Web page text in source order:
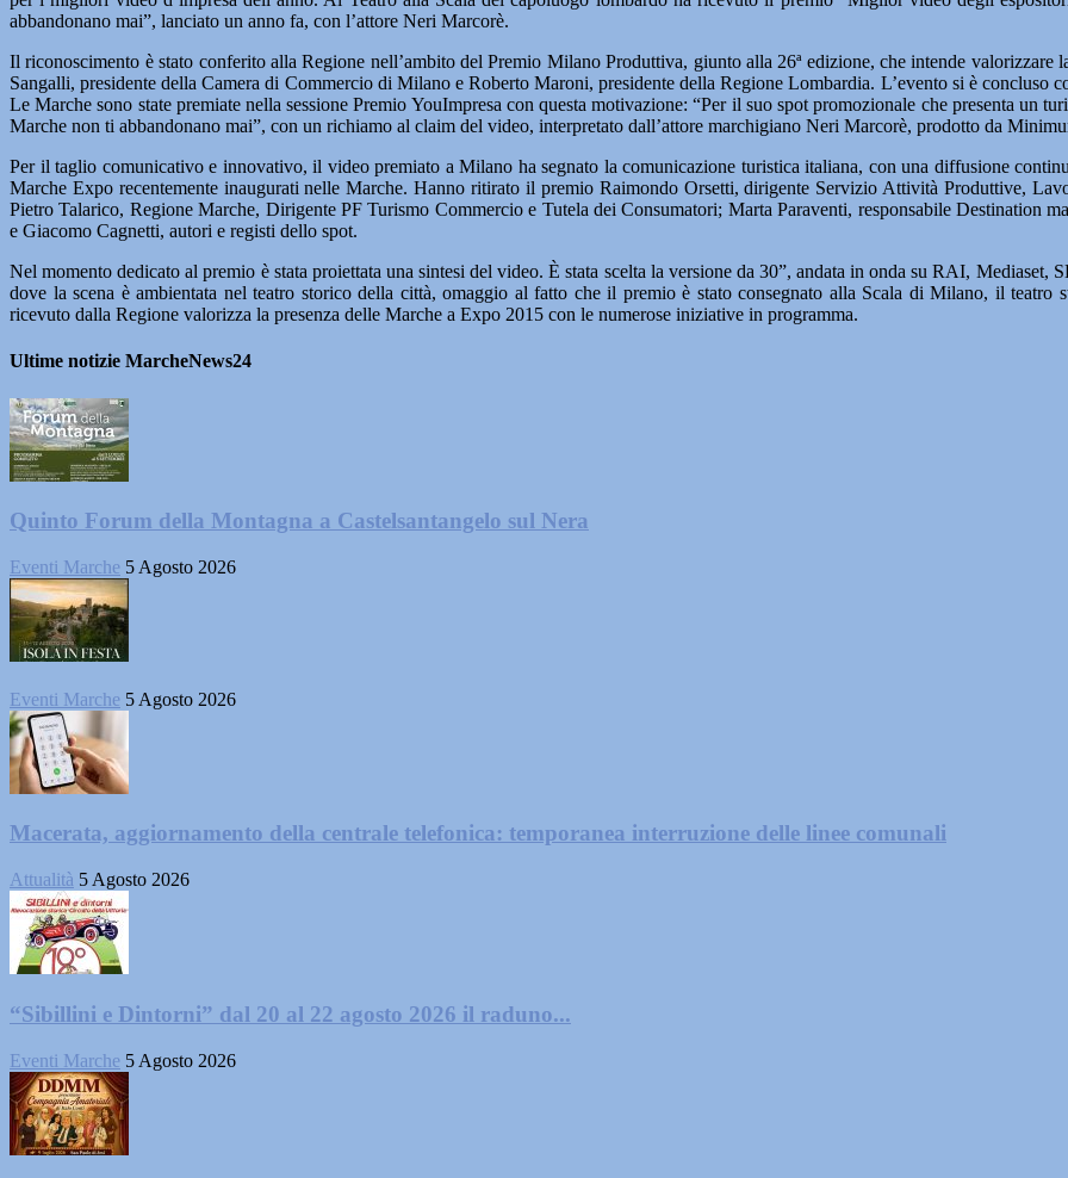
abbandonano mai”, lanciato un anno fa, con l’attore Neri Marcorè.
Il riconoscimento è stato conferito alla Regione nell’ambito del Premio Milano Produttiva, giunto alla 26ª edizione, che intende
Sangalli, presidente della Camera di Commercio di Milano e Roberto Maroni, presidente della Regione Lombardia. L’evento si è concluso
Le Marche sono state premiate nella sessione Premio YouImpresa con questa motivazione: “Per il suo spot promozionale che presenta un
Marche non ti abbandonano mai”, con un richiamo al claim del video, interpretato dall’attore marchigiano Neri Marcorè, prodotto da
Per il taglio comunicativo e innovativo, il video premiato a Milano ha segnato la comunicazione turistica italiana, con una diffusione
Marche Expo recentemente inaugurati nelle Marche. Hanno ritirato il premio Raimondo Orsetti, dirigente Servizio Attività Produttive,
Pietro Talarico, Regione Marche, Dirigente PF Turismo Commercio e Tutela dei Consumatori; Marta Paraventi, responsabile Destination
e Giacomo Cagnetti, autori e registi dello spot.
Nel momento dedicato al premio è stata proiettata una sintesi del video. È stata scelta la versione da 30”, andata in onda su RAI,
dove la scena è ambientata nel teatro storico della città, omaggio al fatto che il premio è stato consegnato alla Scala di Milano, il
ricevuto dalla Regione valorizza la presenza delle Marche a Expo 2015 con le numerose iniziative in programma.
Ultime notizie MarcheNews24
Quinto Forum della Montagna a Castelsantangelo sul Nera
Eventi Marche 5 Agosto 2026
Eventi Marche 5 Agosto 2026
Macerata, aggiornamento della centrale telefonica: temporanea interruzione delle linee comunali
Attualità 5 Agosto 2026
“Sibillini e Dintorni” dal 20 al 22 agosto 2026 il raduno...
Eventi Marche 5 Agosto 2026